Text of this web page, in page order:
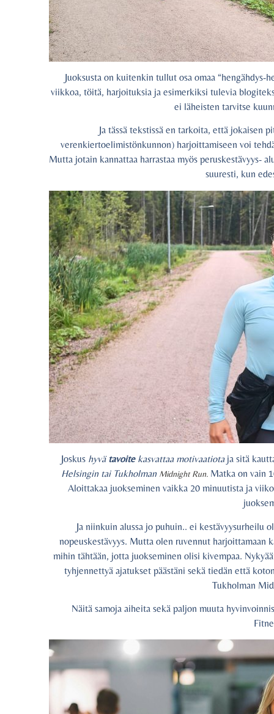
Juoksusta on kuitenkin tullut osa omaa “hengähdys-
viikkoa, töitä, harjoituksia ja esimerkiksi tulevia
ei läheisten tarvitse
Ja tässä tekstissä en tarkoita, että jokaisen
verenkiertoelimistönkunnon) harjoittamiseen voi
Mutta jotain kannattaa harrastaa myös peruskestävyys-
suuresti, kun
Joskus hyvätavoitekasvattaa motivaatiotaja sitä
Helsingin tai Tukholman Midnight Run.Matka on vain
Aloittakaa juokseminen vaikka 20 minuutista ja
Ja niinkuin alussa jo puhuin.. ei kestävyysurheilu
nopeuskestävyys. Mutta olen ruvennut
mihin tähtään, jotta juokseminen olisi kivempaa.
tyhjennettyä ajatukset päästäni sekä tiedän että
Tukholman
Näitä samoja aiheita sekä paljon muuta